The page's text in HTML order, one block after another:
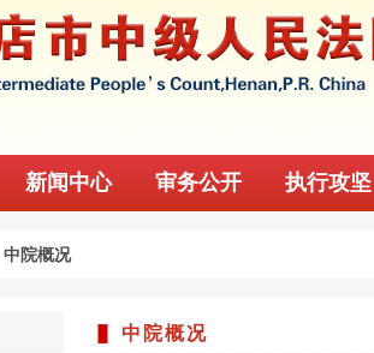
新闻中心 审务公开 执行攻坚
中院概况
中院概况